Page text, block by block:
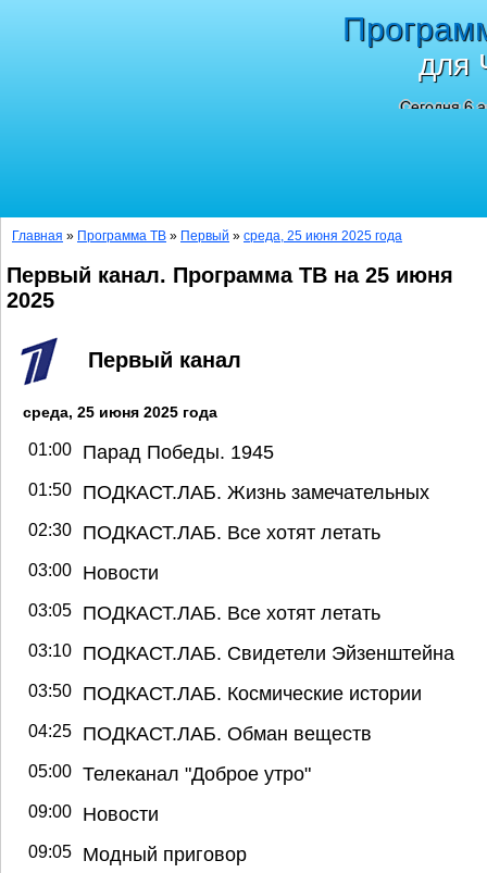
для
Сегодня 6
Главная » Программа ТВ » Первый » среда, 25 июня 2025 года
Первый канал. Программа ТВ на 25 июня
2025
Первый канал
среда, 25 июня 2025 года
01:00 Парад Победы. 1945
01:50 ПОДКАСТ.ЛАБ. Жизнь замечательных
02:30 ПОДКАСТ.ЛАБ. Все хотят летать
03:00 Новости
03:05 ПОДКАСТ.ЛАБ. Все хотят летать
03:10 ПОДКАСТ.ЛАБ. Свидетели Эйзенштейна
03:50 ПОДКАСТ.ЛАБ. Космические истории
04:25 ПОДКАСТ.ЛАБ. Обман веществ
05:00 Телеканал "Доброе утро"
09:00 Новости
09:05 Модный приговор